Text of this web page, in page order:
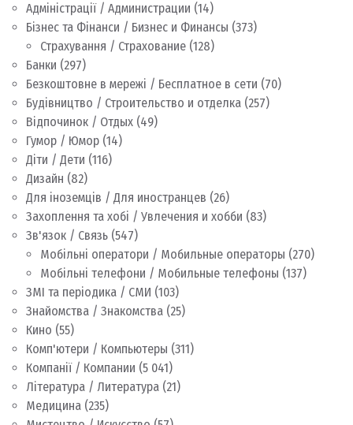
Адміністрації / Администрации (14)
Бізнес та Фінанси / Бизнес и Финансы (373)
Страхування / Страхование (128)
Банки (297)
Безкоштовне в мережі / Бесплатное в сети (70)
Будівництво / Строительство и отделка (257)
Відпочинок / Отдых (49)
Гумор / Юмор (14)
Діти / Дети (116)
Дизайн (82)
Для іноземців / Для иностранцев (26)
Захоплення та хобі / Увлечения и хобби (83)
Зв'язок / Связь (547)
Мобільні оператори / Мобильные операторы (270)
Мобільні телефони / Мобильные телефоны (137)
ЗМІ та періодика / СМИ (103)
Знайомства / Знакомства (25)
Кино (55)
Комп'ютери / Компьютеры (311)
Компанії / Компании (5 041)
Література / Литература (21)
Медицина (235)